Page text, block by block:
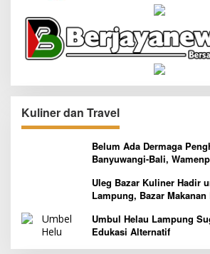
Kuliner dan Travel
Belum Ada Dermaga
Banyuwangi-Bali,
Uleg Bazar Kuliner Hadir
Lampung, Bazar Makanan
Umbul Helau Lampung
Edukasi Alternatif